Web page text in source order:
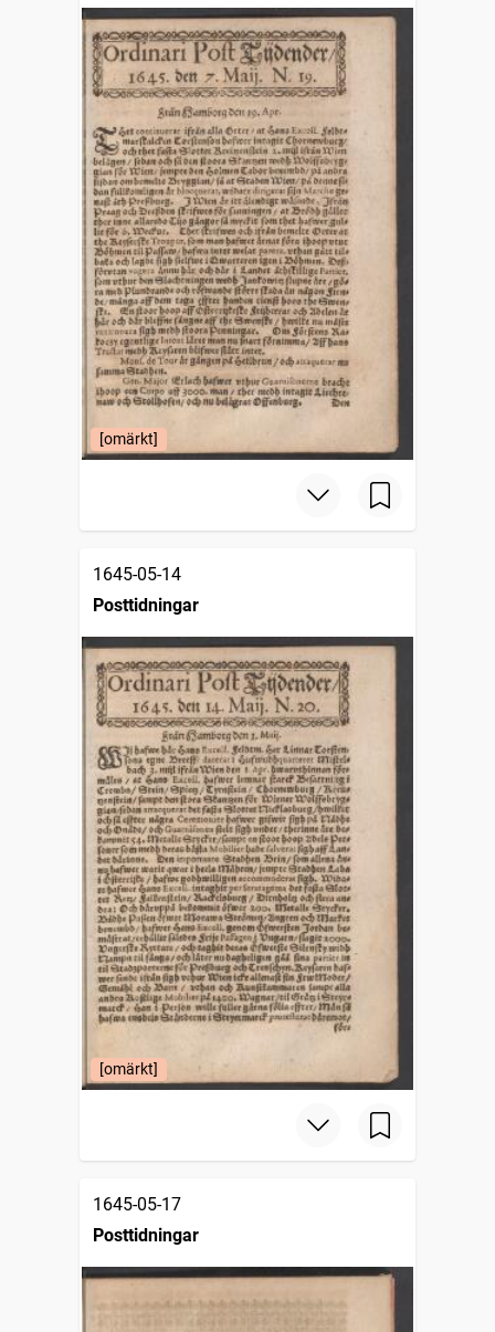
[omärkt]
1645-05-14
Posttidningar
[omärkt]
1645-05-17
Posttidningar